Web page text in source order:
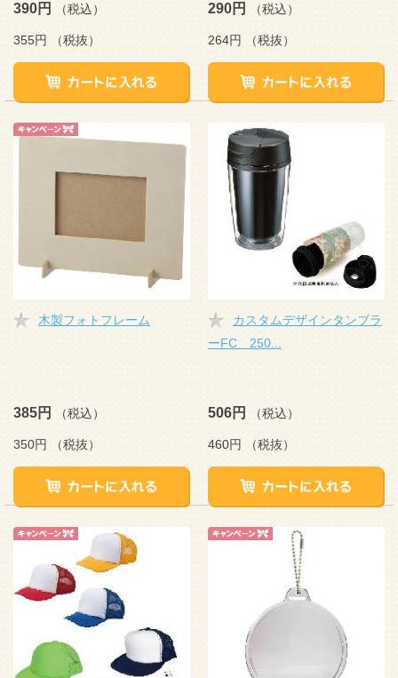
390円 （税込）
355円 （税抜）
290円 （税込）
264円 （税抜）
木製フォトフレーム
385円 （税込）
350円 （税抜）
カスタムデザインタンブラ
ーFC 250...
506円 （税込）
460円 （税抜）